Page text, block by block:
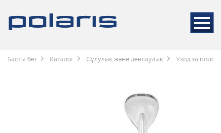
Басты бет Каталог Сұлулық және денсаулық Уход за